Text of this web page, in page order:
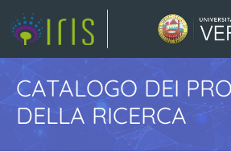
CATALOGO DEI
DELLA RICERCA